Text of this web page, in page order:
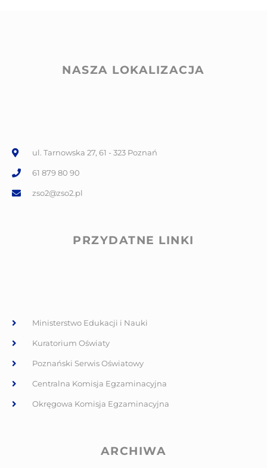
NASZA LOKALIZACJA
ul. Tarnowska 27, 61 - 323 Poznań
61 879 80 90
zso2@zso2.pl
PRZYDATNE LINKI
Ministerstwo Edukacji i Nauki
Kuratorium Oświaty
Poznański Serwis Oświatowy
Centralna Komisja Egzaminacyjna
Okręgowa Komisja Egzaminacyjna
ARCHIWA